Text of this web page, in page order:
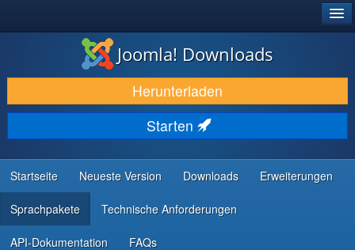
DOWNLOAD & ERWEITERN
ENTDECKEN & LERNEN
COMMUNITY & SUPPORT
RESSOURCEN FÜR ENTWICKLER
Joomla! Downloads
Herunterladen
Starten
Startseite Neueste Version Downloads Erweiterungen
Sprachpakete Technische Anforderungen
API-Dokumentation FAQs